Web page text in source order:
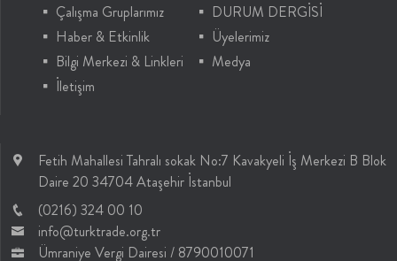
Çalışma Gruplarımız
DURUM DERGİSİ
Haber & Etkinlik
Üyelerimiz
Bilgi Merkezi & Linkleri
Medya
İletişim
Fetih Mahallesi Tahralı sokak No:7 Kavakyeli İş Merkezi B Blok
Daire 20 34704 Ataşehir İstanbul
(0216) 324 00 10
info@turktrade.org.tr
Ümraniye Vergi Dairesi / 8790010071